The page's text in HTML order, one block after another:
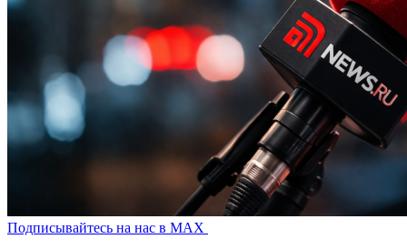
Подписывайтесь на нас в MAX